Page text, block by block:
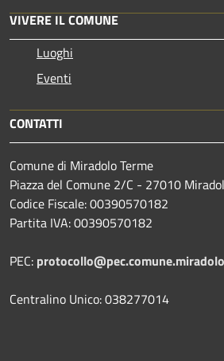
VIVERE IL COMUNE
Luoghi
Eventi
CONTATTI
Comune di Miradolo Terme
Piazza del Comune 2/C - 27010
Codice Fiscale: 00390570182
Partita IVA: 00390570182
PEC:
Centralino Unico: 038277014